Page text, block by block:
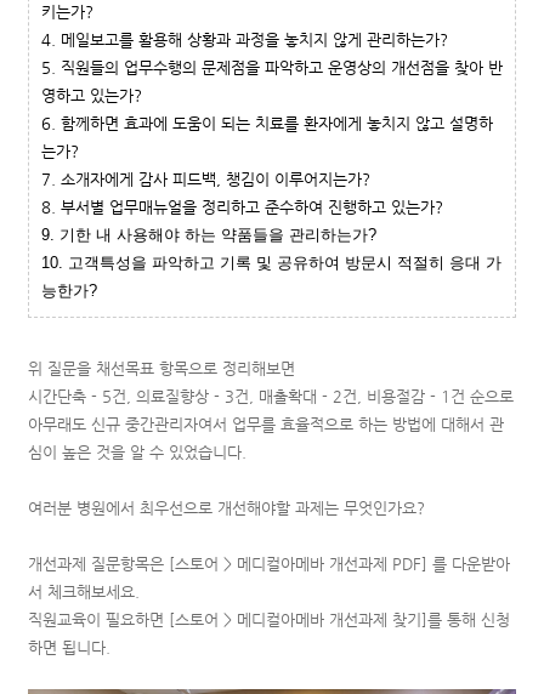
키는가?
4. 메일보고를 활용해 상황과 과정을 놓치지 않게 관리하는가?
5. 직원들의 업무수행의 문제점을 파악하고 운영상의 개선점을 찾아 반
영하고 있는가?
6. 함께하면 효과에 도움이 되는 치료를 환자에게 놓치지 않고 설명하
는가?
7. 소개자에게 감사 피드백, 챙김이 이루어지는가?
8. 부서별 업무매뉴얼을 정리하고 준수하여 진행하고 있는가?
9. 기한 내 사용해야 하는 약품들을 관리하는가?
10. 고객특성을 파악하고 기록 및 공유하여 방문시 적절히 응대 가
능한가?
위 질문을 채선목표 항목으로 정리해보면
시간단축 - 5건, 의료질향상 - 3건, 매출확대 - 2건, 비용절감 - 1건 순으로
아무래도 신규 중간관리자여서 업무를 효율적으로 하는 방법에 대해서 관
심이 높은 것을 알 수 있었습니다.
여러분 병원에서 최우선으로 개선해야할 과제는 무엇인가요?
개선과제 질문항목은 [스토어 > 메디컬아메바 개선과제 PDF] 를 다운받아
서 체크해보세요.
직원교육이 필요하면 [스토어 > 메디컬아메바 개선과제 찾기]를 통해 신청
하면 됩니다.